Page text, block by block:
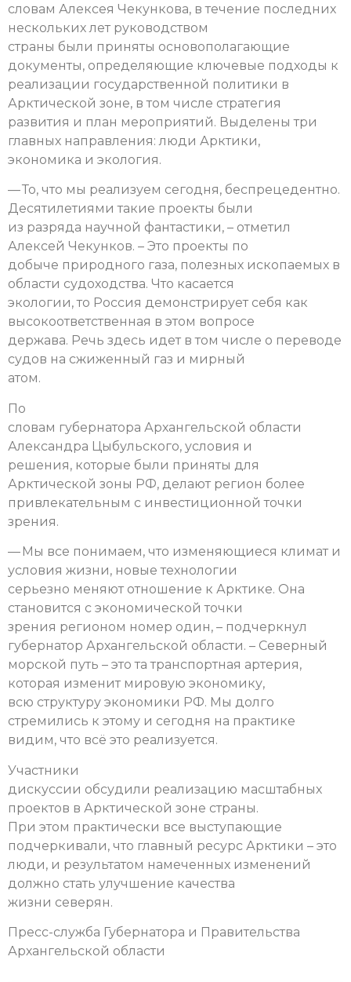
словам Алексея Чекункова, в течение последних
нескольких лет руководством
страны были приняты основополагающие
документы, определяющие ключевые подходы к
реализации государственной политики в
Арктической зоне, в том числе стратегия
развития и план мероприятий. Выделены три
главных направления: люди Арктики,
экономика и экология.
— То, что мы реализуем сегодня, беспрецедентно.
Десятилетиями такие проекты были
из разряда научной фантастики, – отметил
Алексей Чекунков. – Это проекты по
добыче природного газа, полезных ископаемых в
области судоходства. Что касается
экологии, то Россия демонстрирует себя как
высокоответственная в этом вопросе
держава. Речь здесь идет в том числе о переводе
судов на сжиженный газ и мирный
атом.
По
словам губернатора Архангельской области
Александра Цыбульского, условия и
решения, которые были приняты для
Арктической зоны РФ, делают регион более
привлекательным с инвестиционной точки
зрения.
— Мы все понимаем, что изменяющиеся климат и
условия жизни, новые технологии
серьезно меняют отношение к Арктике. Она
становится с экономической точки
зрения регионом номер один, – подчеркнул
губернатор Архангельской области. – Северный
морской путь – это та транспортная артерия,
которая изменит мировую экономику,
всю структуру экономики РФ. Мы долго
стремились к этому и сегодня на практике
видим, что всё это реализуется.
Участники
дискуссии обсудили реализацию масштабных
проектов в Арктической зоне страны.
При этом практически все выступающие
подчеркивали, что главный ресурс Арктики – это
люди, и результатом намеченных изменений
должно стать улучшение качества
жизни северян.
Пресс-служба Губернатора и Правительства
Архангельской области